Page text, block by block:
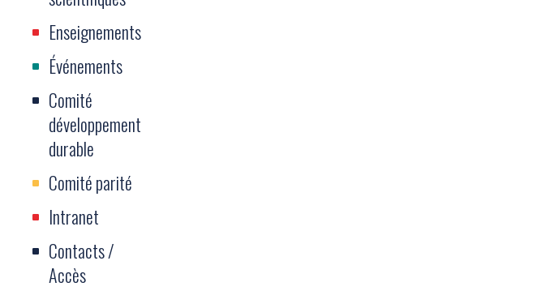
Enseignements
Événements
Comité
développement
durable
Comité parité
Intranet
Contacts /
Accès